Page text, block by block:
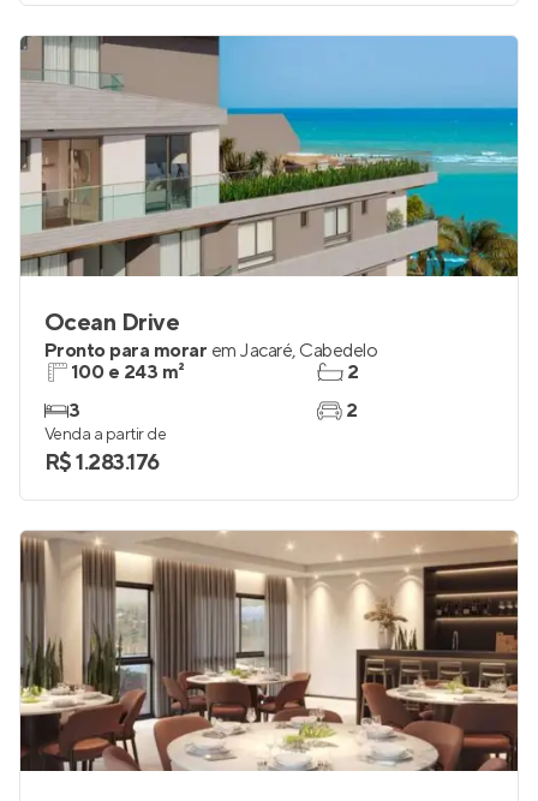
Ocean Drive
Pronto para morar em Jacaré, Cabedelo
100 e 243 m²
3
2
2
Venda a partir de
R$ 1.283.176